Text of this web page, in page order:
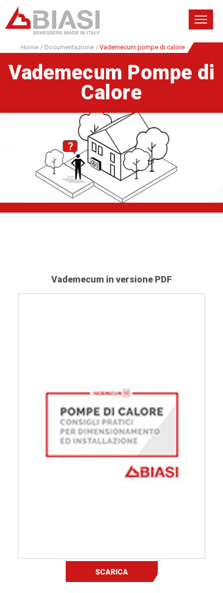
Home / Documentazione / Vademecum pompe di calore
Vademecum Pompe di
Calore
Vademecum in versione PDF
SCARICA